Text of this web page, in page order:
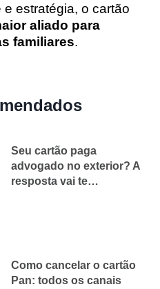
estratégia, o cartão
aliado para
familiares.
Seu cartão paga
advogado no exterior? A
resposta vai te
Como cancelar o cartão
Pan: todos os canais